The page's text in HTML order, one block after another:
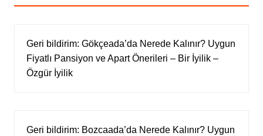
Geri bildirim: Gökçeada’da Nerede Kalınır? Uygun
Fiyatlı Pansiyon ve Apart Önerileri – Bir İyilik –
Özgür İyilik
Geri bildirim: Bozcaada’da Nerede Kalınır? Uygun